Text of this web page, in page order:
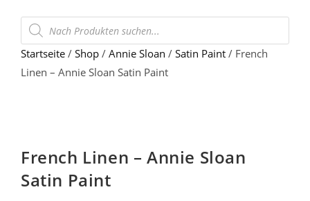
Startseite / Shop / Annie Sloan / Satin Paint / French
Linen – Annie Sloan Satin Paint
French Linen – Annie Sloan
Satin Paint